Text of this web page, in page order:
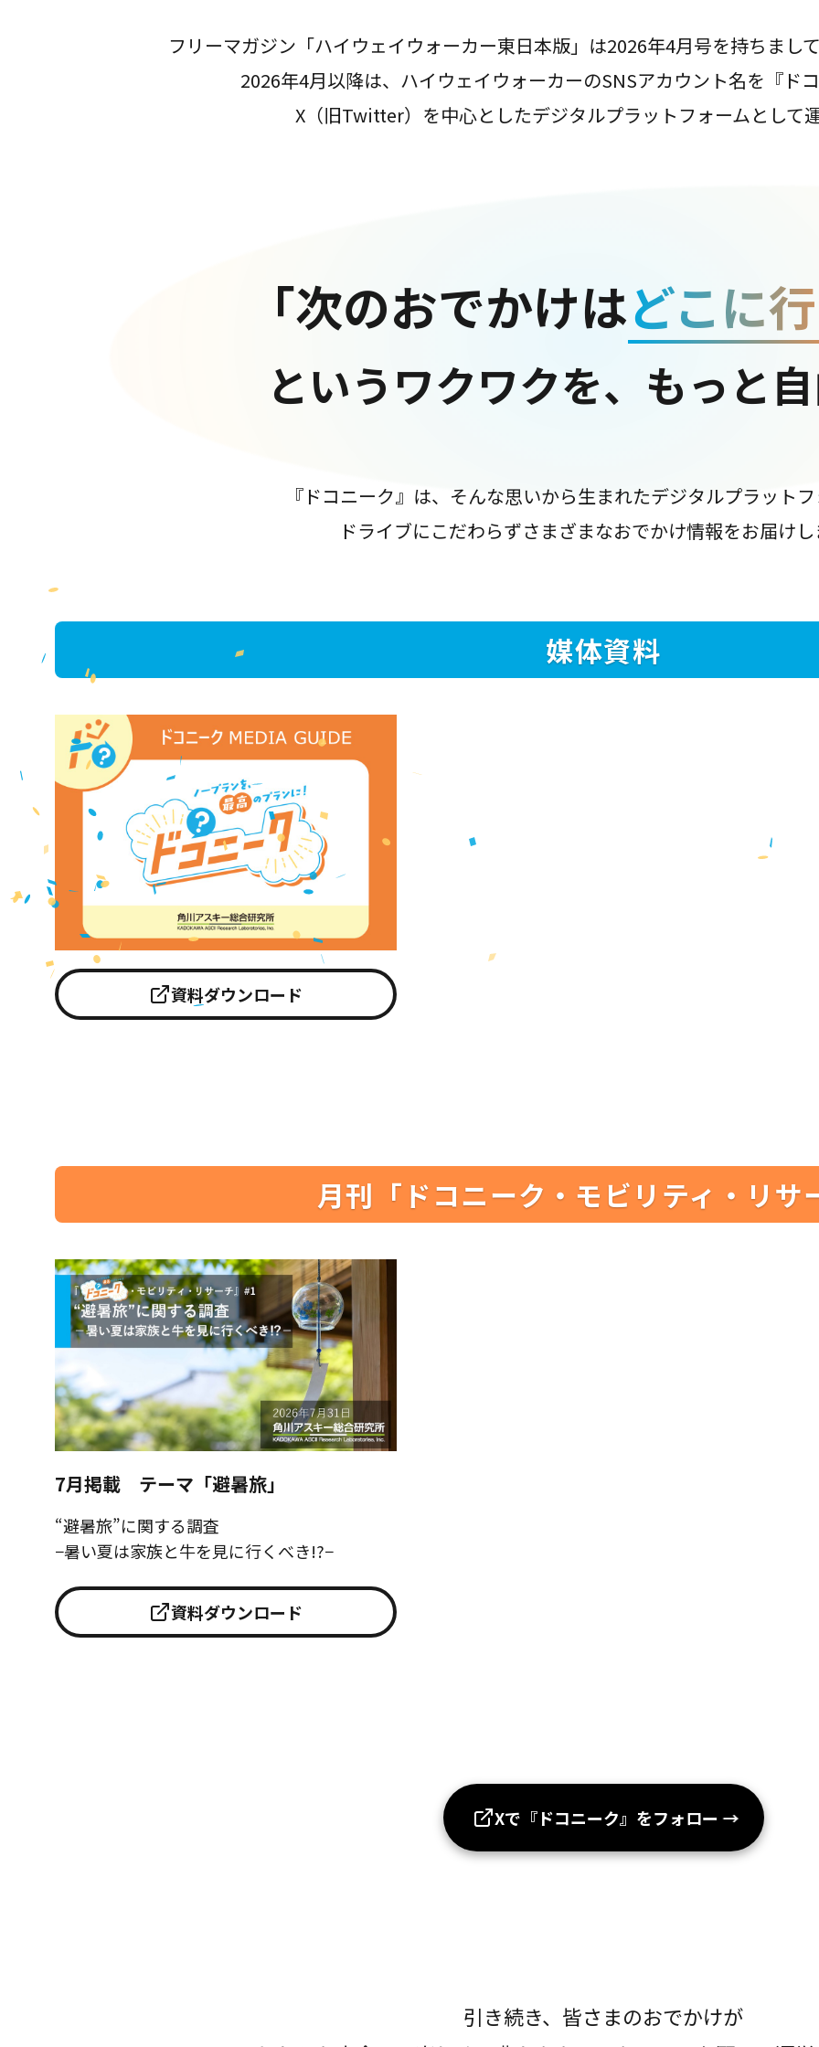
フリーマガジン「ハイウェイウォーカー東日本版」は2026年4月号を持ちまし
2026年4月以降は、ハイウェイウォーカーのSNSアカウント名を『ド
X（旧Twitter）を中心としたデジタルプラットフォームとして
「次のおでかけはどこに
というワクワクを、もっと
『ドコニーク』は、そんな思いから生まれたデジタルプラット
ドライブにこだわらずさまざまなおでかけ情報をお届け
媒体資料
資料ダウンロード
月刊「ドコニーク・モビリティ・リサ
7月掲載 テーマ「避暑旅」
“避暑旅”に関する調査
−暑い夏は家族と牛を見に行くべき!?−
資料ダウンロード
Xで『ドコニーク』をフォロー →
引き続き、皆さまのおでかけが